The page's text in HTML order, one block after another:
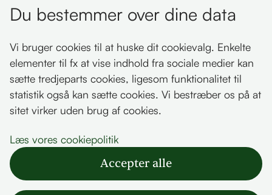
VisitFjordlandet
Oplev Lejre
Dette indhold kræver cookies for at blive vist
Du bestemmer over dine data
Vi bruger cookies til at huske dit cookievalg. Enkelte
elementer til fx at vise indhold fra sociale medier kan
sætte tredjeparts cookies, ligesom funktionalitet til
statistik også kan sætte cookies. Vi bestræber os på at
sitet virker uden brug af cookies.
Læs vores cookiepolitik
Accepter alle